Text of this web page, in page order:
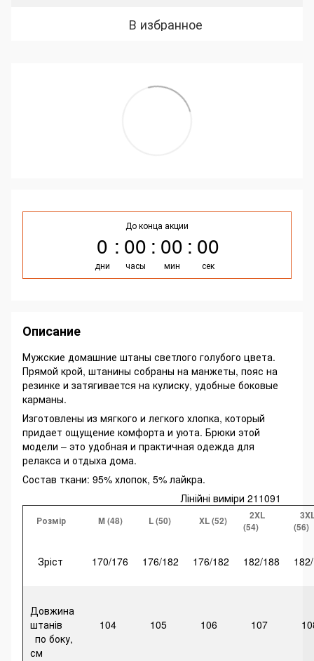
В избранное
До конца акции
0
дни
00
часы
00
мин
00
сек
Описание
Мужские домашние штаны светлого голубого цвета.
Прямой крой, штанины собраны на манжеты, пояс на
резинке и затягивается на кулиску, удобные боковые
карманы.
Изготовлены из мягкого и легкого хлопка, который
придает ощущение комфорта и уюта. Брюки этой
модели – это удобная и практичная одежда для
релакса и отдыха дома.
Состав ткани: 95% хлопок, 5% лайкра.
Лінійні виміри 211091
Розмір M (48) L (50) XL (52)
2XL
(54)
(56)
Зріст 170/176 176/182 176/182 182/188
Довжина
штанів
по боку,
см
104 105 106 107